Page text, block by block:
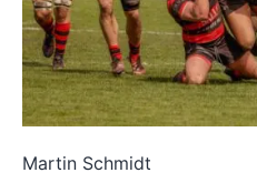
Martin Schmidt